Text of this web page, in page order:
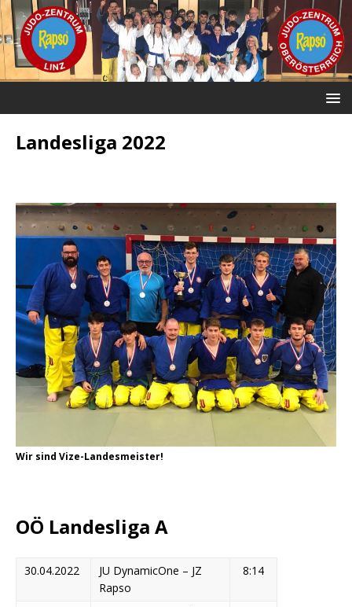
Landesliga 2022
Wir sind Vize-Landesmeister!
OÖ Landesliga A
30.04.2022
JU DynamicOne – JZ
Rapso
8:14